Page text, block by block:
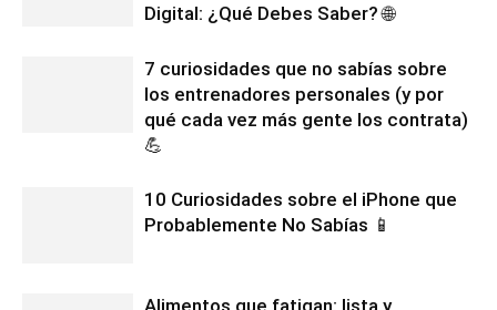
Digital: ¿Qué Debes Saber? 🌐
7 curiosidades que no sabías sobre
los entrenadores personales (y por
qué cada vez más gente los contrata)
💪
10 Curiosidades sobre el iPhone que
Probablemente No Sabías 📱
Alimentos que fatigan: lista y